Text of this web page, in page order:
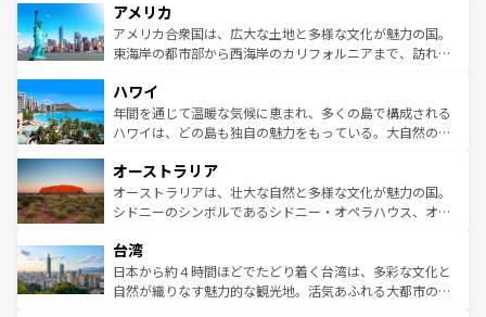
ンツ一覧を参照してほしい。
の建物がそのまま残る町や、スイスならではのユニークな
博物館もあり、アルプス観光だけでなく町歩きも満喫する
ことができる。国民の所得が高いため物価も高いが、旅行
ば市内交通費無料で観光を楽しむこともできる。 なお、新
着のスイス情報はコンテンツ一覧 を参照してほしい。
アメリカ
アメリカ合衆国は、広大な土地と多様な文化が魅力の国。
東海岸の都市部から西海岸のカリフォルニアまで、訪れる
のような巨大都市は、観光、ショッピング、エンターテイ
ンメントが詰まった刺激的なスポットだ。一方、アメリカ
西部には大自然が広がり、グランドキャニオンやイエロー
部のニューオーリンズでは、音楽と美食が融合した独特の
文化が魅力。旅行者はアメリカの各地域で異なる魅力を楽
しみながら、その多様性と豊かな歴史を感じることができ
ならではの贅沢な旅のスタイルだ。 なお、新着のアメリカ
情報はコンテンツ一覧を参照してほしい。
ハワイ
年間を通じて温暖な気候に恵まれ、多くの島で構成される
ハワイは、どの島も独自の魅力をもっている。大自然の神
ワイ島は見逃せない。また、定番の観光地といえばオアフ
島だが、静かな自然を求めるならマウイ島やカウアイ島が
おすすめ。エメラルドグリーンに輝く海をはじめ、豊かな
れるおもてなしの心で訪れる人々を迎えてくれるハワイの
人々、おいしいローカルフードやハワイアンミュージッ
ク、伝統的なフラダンスなど、すべてがハワイの魅力を彩
オーストラリア
オーストラリアは、壮大な自然と多様な文化が魅力の国。
シドニーのシンボルであるシドニー・オペラハウス、オー
リアリーフや大陸中央部にそびえるウルル（エアーズロッ
ク）、タスマニアの美しい原生林やケアンズの熱帯雨林な
ど、見どころがたくさん。また、カフェやワイン、オージ
台湾
日本から約４時間ほどでたどり着く台湾は、多彩な文化と
自然が織りなす魅力的な観光地。活気あふれる大都市の台